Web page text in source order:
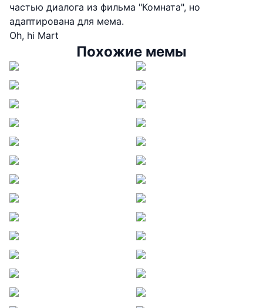
частью диалога из фильма "Комната", но
адаптирована для мема.
Oh, hi Mart
Похожие мемы